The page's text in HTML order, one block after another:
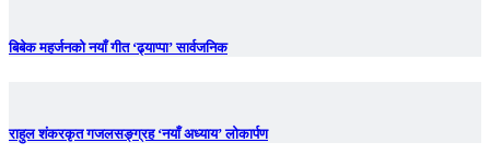
बिबेक महर्जनको नयाँ गीत ‘ढ्याप्पा’ सार्वजनिक
राहुल शंकरकृत गजलसङ्ग्रह ‘नयाँ अध्याय’ लोकार्पण